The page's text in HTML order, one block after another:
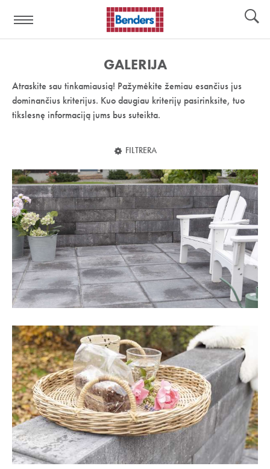
nuoroda:
GALERIJA
Atraskite sau tinkamiausią! Pažymėkite žemiau esančius jus
dominančius kriterijus. Kuo daugiau kriterijų pasirinksite, tuo
tikslesnę informaciją jums bus suteikta.
FILTRERA